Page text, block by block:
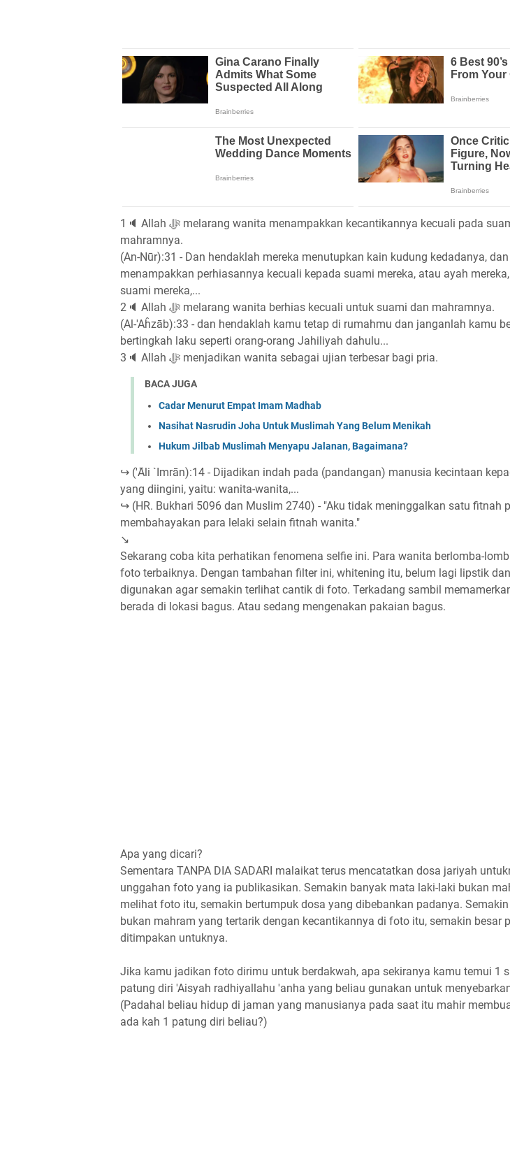
1🔈 Allah ﷻ melarang wanita menampakkan kecantikannya kecuali pada suami dan
mahramnya.
(An-Nūr):31 - Dan hendaklah mereka menutupkan kain kudung kedadanya,
menampakkan perhiasannya kecuali kepada suami mereka, atau ayah
suami mereka,...
2🔈 Allah ﷻ melarang wanita berhias kecuali untuk suami dan mahramnya.
(Al-'Aĥzāb):33 - dan hendaklah kamu tetap di rumahmu dan janganlah kamu
bertingkah laku seperti orang-orang Jahiliyah dahulu...
3🔈 Allah ﷻ menjadikan wanita sebagai ujian terbesar bagi pria.
BACA JUGA
Cadar Menurut Empat Imam Madhab
Nasihat Nasrudin Joha Untuk Muslimah Yang Belum Menikah
Hukum Jilbab Muslimah Menyapu Jalanan, Bagaimana?
↪ ('Āli `Imrān):14 - Dijadikan indah pada (pandangan) manusia kecintaan
yang diingini, yaitu: wanita-wanita,...
↪ (HR. Bukhari 5096 dan Muslim 2740) - "Aku tidak meninggalkan satu fitnah
membahayakan para lelaki selain fitnah wanita."
↘
Sekarang coba kita perhatikan fenomena selfie ini. Para wanita berlomba-
foto terbaiknya. Dengan tambahan filter ini, whitening itu, belum lagi lipstik
digunakan agar semakin terlihat cantik di foto. Terkadang sambil
berada di lokasi bagus. Atau sedang mengenakan pakaian bagus.
Apa yang dicari?
Sementara TANPA DIA SADARI malaikat terus mencatatkan dosa jariyah
unggahan foto yang ia publikasikan. Semakin banyak mata laki-laki bukan
melihat foto itu, semakin bertumpuk dosa yang dibebankan padanya.
bukan mahram yang tertarik dengan kecantikannya di foto itu, semakin besar
ditimpakan untuknya.
Jika kamu jadikan foto dirimu untuk berdakwah, apa sekiranya kamu temui 1
patung diri 'Aisyah radhiyallahu 'anha yang beliau gunakan untuk
(Padahal beliau hidup di jaman yang manusianya pada saat itu mahir
ada kah 1 patung diri beliau?)